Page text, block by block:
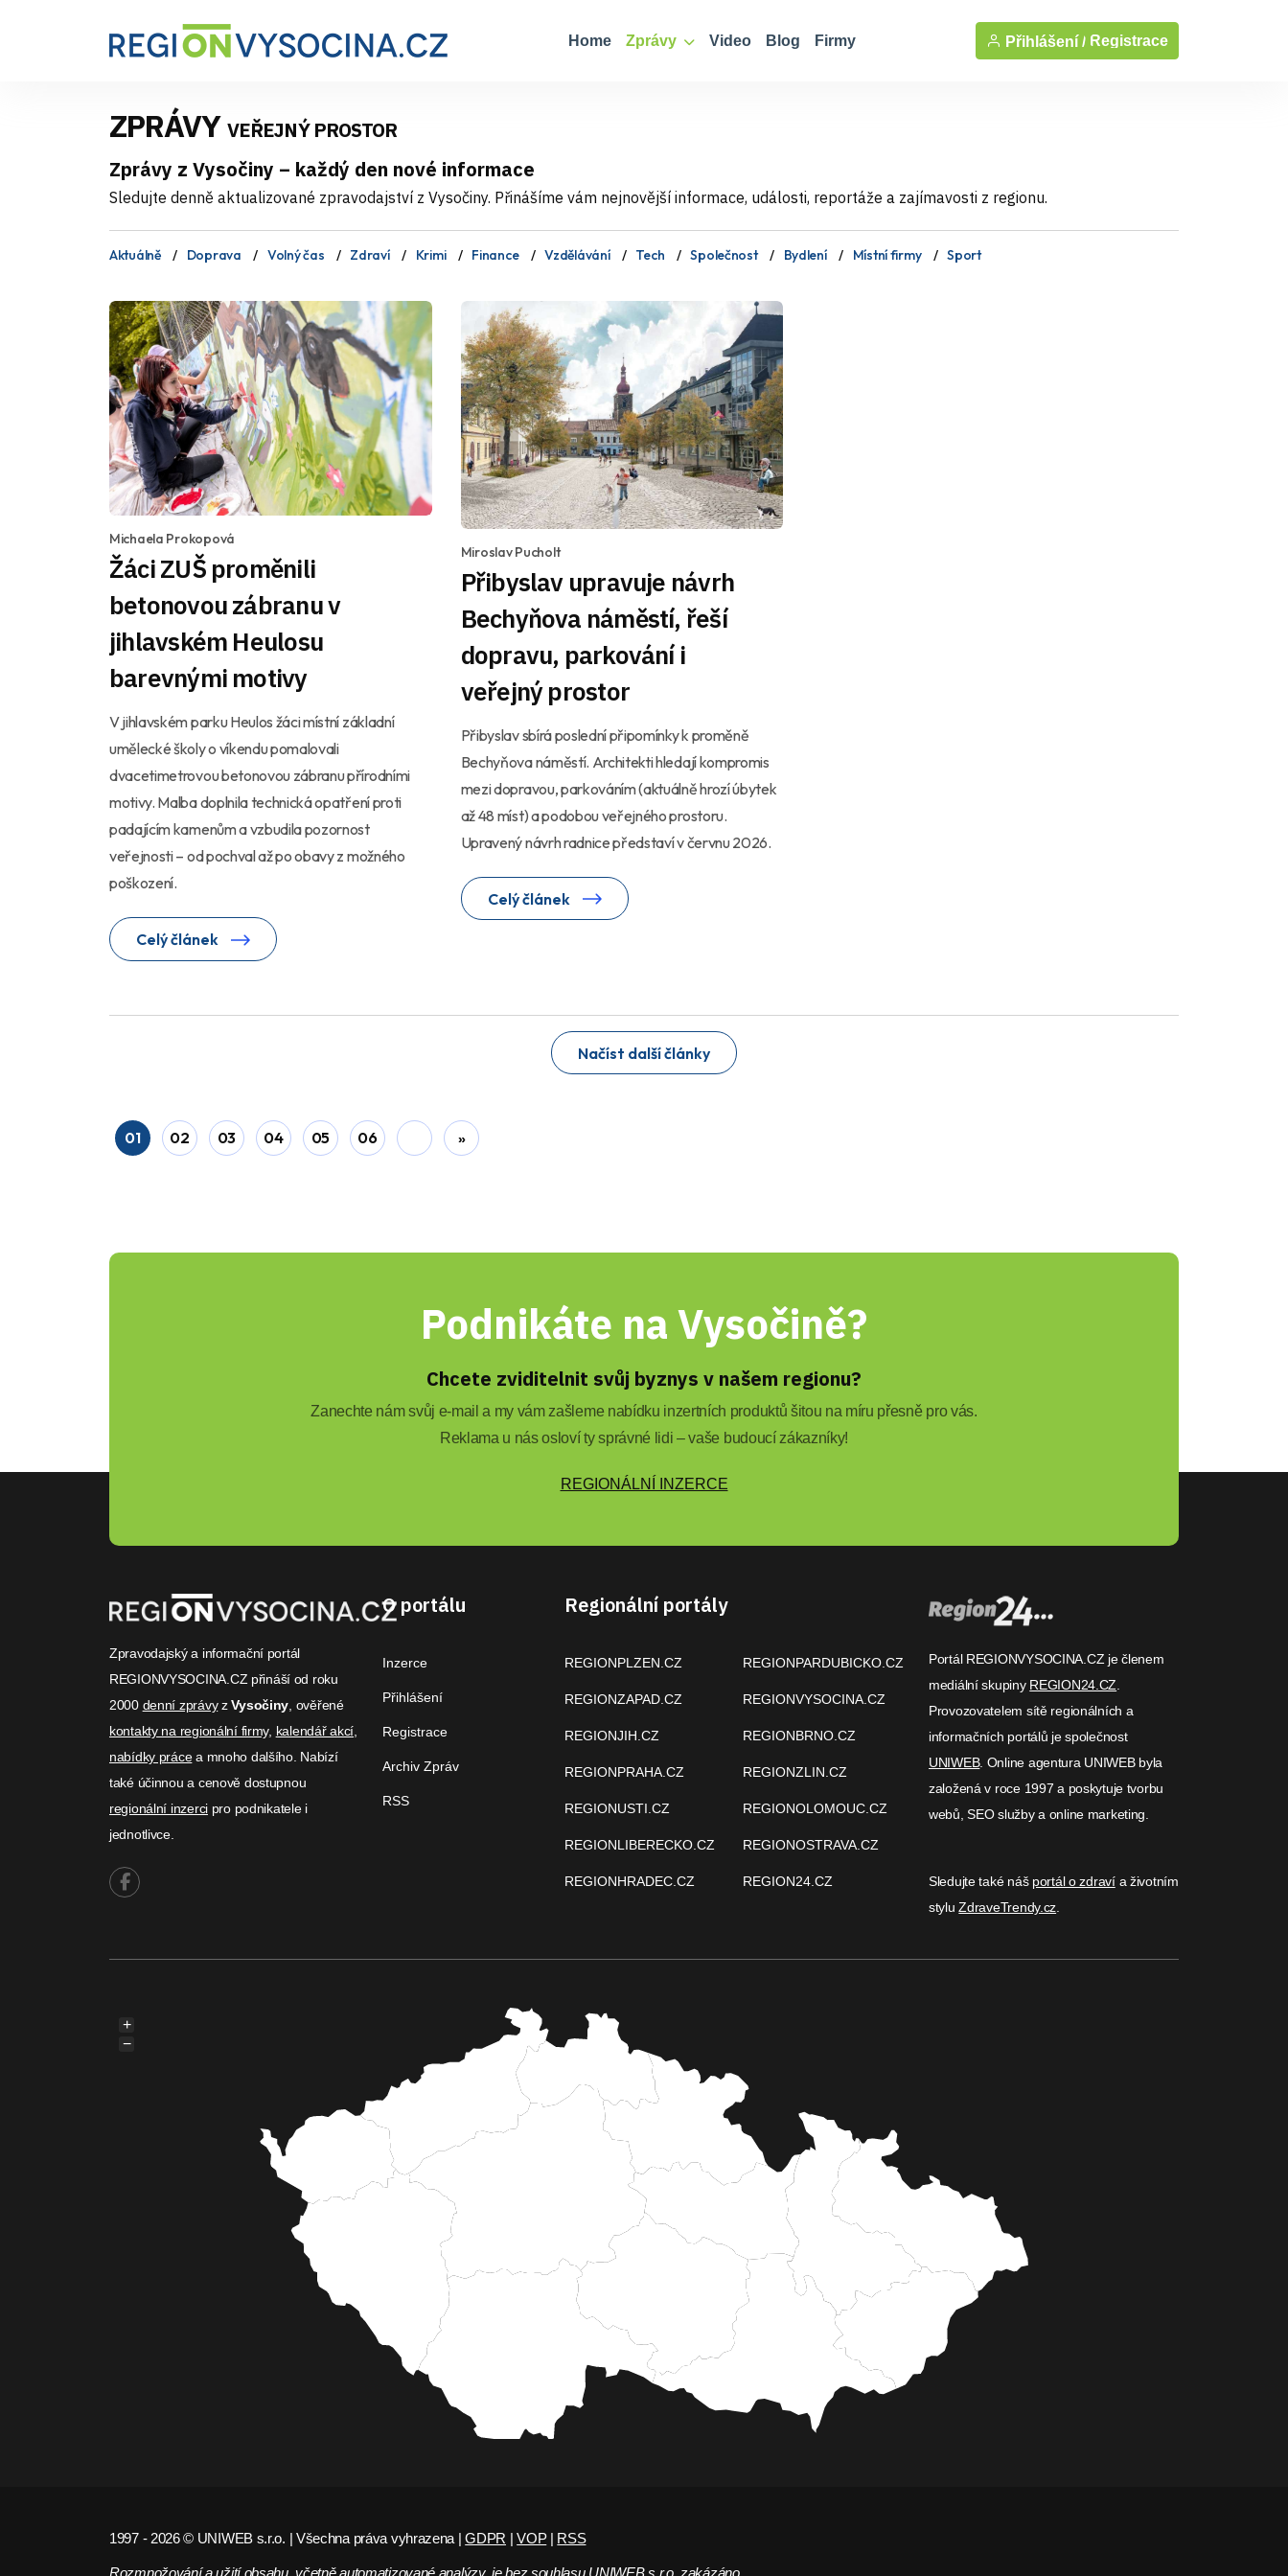
Home Zprávy Video Blog Firmy Přihlášení / Registrace
ZPRÁVYVEŘEJNÝ PROSTOR
Zprávy z Vysočiny – každý den nové informace
Sledujte denně aktualizované zpravodajství z Vysočiny. Přinášíme vám nejnovější informace, události, reportáže a zajímavosti z regionu.
Aktuálně Doprava Volný čas Zdraví Krimi Finance Vzdělávání Tech Společnost Bydlení Místní firmy Sport
Michaela Prokopová
Žáci ZUŠ proměnili
betonovou zábranu v
jihlavském Heulosu
barevnými motivy
V jihlavském parku Heulos žáci místní základní
umělecké školy o víkendu pomalovali
dvacetimetrovou betonovou zábranu přírodními
motivy. Malba doplnila technická opatření proti
padajícím kamenům a vzbudila pozornost
veřejnosti – od pochval až po obavy z možného
poškození.
Celý článek
Miroslav Pucholt
Přibyslav upravuje návrh
Bechyňova náměstí, řeší
dopravu, parkování i
veřejný prostor
Přibyslav sbírá poslední připomínky k proměně
Bechyňova náměstí. Architekti hledají kompromis
mezi dopravou, parkováním (aktuálně hrozí úbytek
až 48 míst) a podobou veřejného prostoru.
Upravený návrh radnice představí v červnu 2026.
Celý článek
Načíst další články
01 02 03 04 05 06 »
Podnikáte na Vysočině?
Chcete zviditelnit svůj byznys v našem regionu?
Zanechte nám svůj e-mail a my vám zašleme nabídku inzertních produktů šitou na míru přesně pro vás.
Reklama u nás osloví ty správné lidi – vaše budoucí zákazníky!
REGIONÁLNÍ INZERCE
Zpravodajský a informační portál
REGIONVYSOCINA.CZ přináší od roku
2000 denní zprávyzVysočiny, ověřené
kontakty na regionální firmy, kalendář akcí,
nabídky prácea mnoho dalšího. Nabízí
také účinnou a cenově dostupnou
regionální inzercipro podnikatele i
jednotlivce.
O portálu
Inzerce
Přihlášení
Registrace
Archiv Zpráv
RSS
Regionální portály
REGIONPLZEN.CZ
REGIONZAPAD.CZ
REGIONJIH.CZ
REGIONPRAHA.CZ
REGIONUSTI.CZ
REGIONLIBERECKO.CZ
REGIONHRADEC.CZ
REGIONPARDUBICKO.CZ
REGIONVYSOCINA.CZ
REGIONBRNO.CZ
REGIONZLIN.CZ
REGIONOLOMOUC.CZ
REGIONOSTRAVA.CZ
REGION24.CZ
Portál REGIONVYSOCINA.CZ je členem
mediální skupiny REGION24.CZ
Provozovatelem sítě regionálních a
informačních portálů je společnost
UNIWEB. Online agentura UNIWEB byla
založená v roce 1997 a poskytuje tvorbu
webů, SEO služby a online marketing.
Sledujte také náš portál o zdravía životním
styluZdraveTrendy.cz
+
−
1997 - 2026 © UNIWEB s.r.o. | Všechna práva vyhrazena |GDPR |VOP| RSS
Rozmnožování a užití obsahu, včetně automatizované analýzy, je bez souhlasu UNIWEB s.r.o. zakázáno.